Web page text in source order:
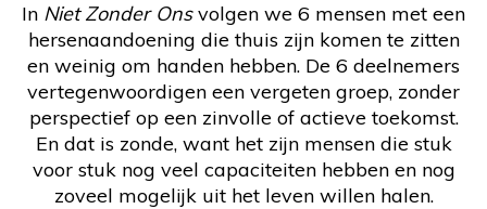
In Niet Zonder Onsvolgen we 6 mensen met een
hersenaandoening die thuis zijn komen te zitten
en weinig om handen hebben. De 6 deelnemers
vertegenwoordigen een vergeten groep, zonder
perspectief op een zinvolle of actieve toekomst.
En dat is zonde, want het zijn mensen die stuk
voor stuk nog veel capaciteiten hebben en nog
zoveel mogelijk uit het leven willen halen.